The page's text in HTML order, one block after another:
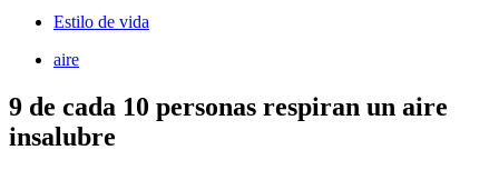
Estilo de vida
aire
9 de cada 10 personas respiran un aire
insalubre